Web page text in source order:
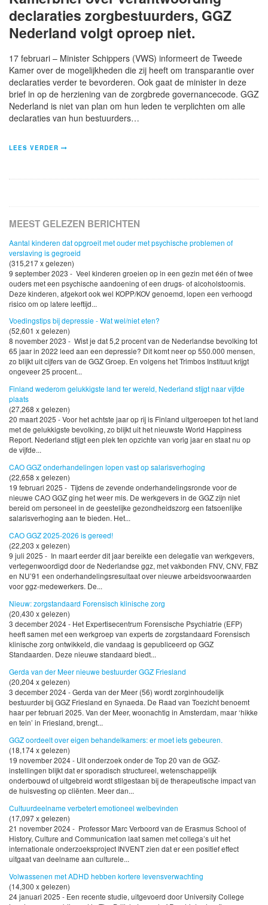
declaraties zorgbestuurders, GGZ
Nederland volgt oproep niet.
17 februari – Minister Schippers (VWS) informeert de Tweede
Kamer over de mogelijkheden die zij heeft om transparantie over
declaraties verder te bevorderen. Ook gaat de minister in deze
brief in op de herziening van de zorgbrede governancecode. GGZ
Nederland is niet van plan om hun leden te verplichten om alle
declaraties van hun bestuurders…
LEES VERDER
MEEST GELEZEN BERICHTEN
Aantal kinderen dat opgroeit met ouder met psychische problemen of
verslaving is gegroeid
(315,217 x gelezen)
9 september 2023 - Veel kinderen groeien op in een gezin met één of twee
ouders met een psychische aandoening of een drugs- of alcoholstoornis.
Deze kinderen, afgekort ook wel KOPP/KOV genoemd, lopen een verhoogd
risico om op latere leeftijd...
Voedingstips bij depressie - Wat wel/niet eten?
(52,601 x gelezen)
8 november 2023 - Wist je dat 5,2 procent van de Nederlandse bevolking tot
65 jaar in 2022 leed aan een depressie? Dit komt neer op 550.000 mensen,
zo blijkt uit cijfers van de GGZ Groep. En volgens het Trimbos Instituut krijgt
ongeveer 25 procent...
Finland wederom gelukkigste land ter wereld, Nederland stijgt naar vijfde
plaats
(27,268 x gelezen)
20 maart 2025 - Voor het achtste jaar op rij is Finland uitgeroepen tot het land
met de gelukkigste bevolking, zo blijkt uit het nieuwste World Happiness
Report. Nederland stijgt een plek ten opzichte van vorig jaar en staat nu op
de vijfde...
CAO GGZ onderhandelingen lopen vast op salarisverhoging
(22,658 x gelezen)
19 februari 2025 - Tijdens de zevende onderhandelingsronde voor de
nieuwe CAO GGZ ging het weer mis. De werkgevers in de GGZ zijn niet
bereid om personeel in de geestelijke gezondheidszorg een fatsoenlijke
salarisverhoging aan te bieden. Het...
CAO GGZ 2025-2026 is gereed!
(22,203 x gelezen)
9 juli 2025 - In maart eerder dit jaar bereikte een delegatie van werkgevers,
vertegenwoordigd door de Nederlandse ggz, met vakbonden FNV, CNV, FBZ
en NU’91 een onderhandelingsresultaat over nieuwe arbeidsvoorwaarden
voor ggz-medewerkers. De...
Nieuw: zorgstandaard Forensisch klinische zorg
(20,430 x gelezen)
3 december 2024 - Het Expertisecentrum Forensische Psychiatrie (EFP)
heeft samen met een werkgroep van experts de zorgstandaard Forensisch
klinische zorg ontwikkeld, die vandaag is gepubliceerd op GGZ
Standaarden. Deze nieuwe standaard biedt...
Gerda van der Meer nieuwe bestuurder GGZ Friesland
(20,204 x gelezen)
3 december 2024 - Gerda van der Meer (56) wordt zorginhoudelijk
bestuurder bij GGZ Friesland en Synaeda. De Raad van Toezicht benoemt
haar per februari 2025. Van der Meer, woonachtig in Amsterdam, maar ‘hikke
en tein’ in Friesland, brengt...
GGZ oordeelt over eigen behandelkamers: er moet iets gebeuren.
(18,174 x gelezen)
19 november 2024 - Uit onderzoek onder de Top 20 van de GGZ-
instellingen blijkt dat er sporadisch structureel, wetenschappelijk
onderbouwd of uitgebreid wordt stilgestaan bij de therapeutische impact van
de huisvesting op cliënten. Meer dan...
Cultuurdeelname verbetert emotioneel welbevinden
(17,097 x gelezen)
21 november 2024 - Professor Marc Verboord van de Erasmus School of
History, Culture and Communication laat samen met collega’s uit het
internationale onderzoeksproject INVENT zien dat er een positief effect
uitgaat van deelname aan culturele...
Volwassenen met ADHD hebben kortere levensverwachting
(14,300 x gelezen)
24 januari 2025 - Een recente studie, uitgevoerd door University College